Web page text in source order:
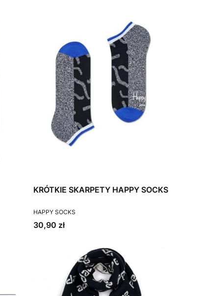
KRÓTKIE SKARPETY HAPPY SOCKS
PRODUCENT
HAPPY SOCKS
Cena
30,90 zł